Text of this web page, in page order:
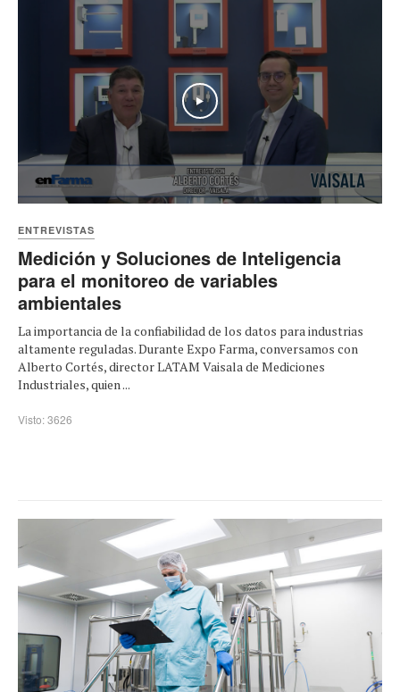
Play
ENTREVISTAS
Medición y Soluciones de Inteligencia
para el monitoreo de variables
ambientales
La importancia de la confiabilidad de los datos para industrias
altamente reguladas. Durante Expo Farma, conversamos con
Alberto Cortés, director LATAM Vaisala de Mediciones
Industriales, quien ...
Visto: 3626